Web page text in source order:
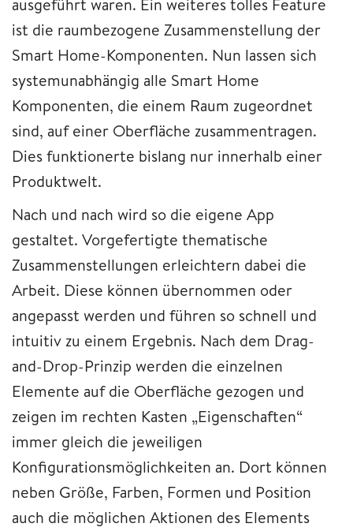
ausgeführt waren. Ein weiteres tolles Feature
ist die raumbezogene Zusammenstellung der
Smart Home-Komponenten. Nun lassen sich
systemunabhängig alle Smart Home
Komponenten, die einem Raum zugeordnet
sind, auf einer Oberfläche zusammentragen.
Dies funktionerte bislang nur innerhalb einer
Produktwelt.
Nach und nach wird so die eigene App
gestaltet. Vorgefertigte thematische
Zusammenstellungen erleichtern dabei die
Arbeit. Diese können übernommen oder
angepasst werden und führen so schnell und
intuitiv zu einem Ergebnis. Nach dem Drag-
and-Drop-Prinzip werden die einzelnen
Elemente auf die Oberfläche gezogen und
zeigen im rechten Kasten „Eigenschaften“
immer gleich die jeweiligen
Konfigurationsmöglichkeiten an. Dort können
neben Größe, Farben, Formen und Position
auch die möglichen Aktionen des Elements